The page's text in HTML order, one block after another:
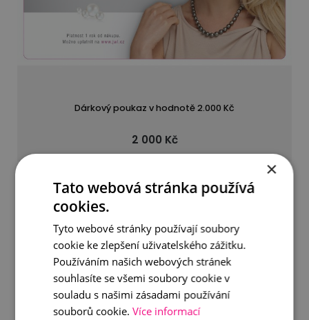
Dárkový poukaz v hodnotě 2.000 Kč
2 000 Kč
DETAIL DO KOŠÍKU
×
Tato webová stránka používá
cookies.
Tyto webové stránky používají soubory
cookie ke zlepšení uživatelského zážitku.
Používáním našich webových stránek
souhlasíte se všemi soubory cookie v
souladu s našimi zásadami používání
souborů cookie. Více informací